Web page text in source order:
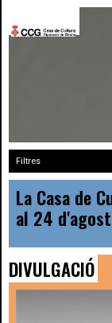
Filtres
La Casa de
al 24
DIVULGACIÓ